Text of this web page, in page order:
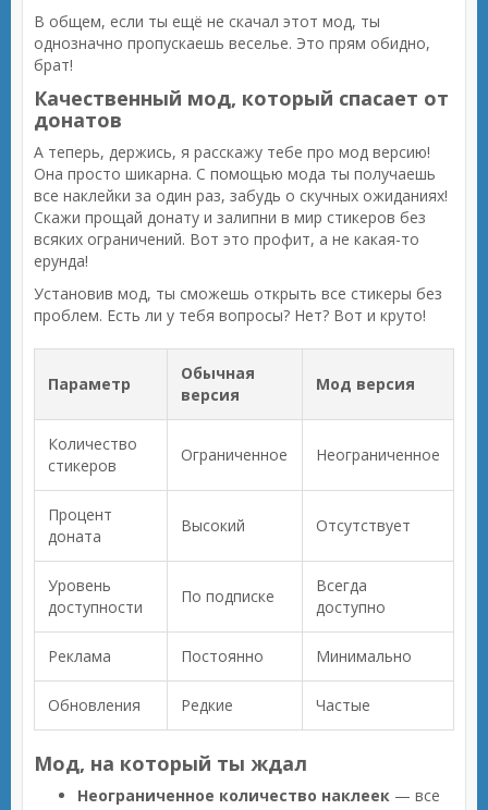
В общем, если ты ещё не скачал этот мод, ты
однозначно пропускаешь веселье. Это прям обидно,
брат!
Качественный мод, который спасает от
донатов
А теперь, держись, я расскажу тебе про мод версию!
Она просто шикарна. С помощью мода ты получаешь
все наклейки за один раз, забудь о скучных ожиданиях!
Скажи прощай донату и залипни в мир стикеров без
всяких ограничений. Вот это профит, а не какая-то
ерунда!
Установив мод, ты сможешь открыть все стикеры без
проблем. Есть ли у тебя вопросы? Нет? Вот и круто!
Параметр
Обычная
версия
Мод версия
Количество
стикеров
Ограниченное Неограниченное
Процент
доната
Высокий Отсутствует
Уровень
доступности
По подписке
Всегда
доступно
Реклама Постоянно Минимально
Обновления Редкие Частые
Мод, на который ты ждал
Неограниченное количество наклеек — все